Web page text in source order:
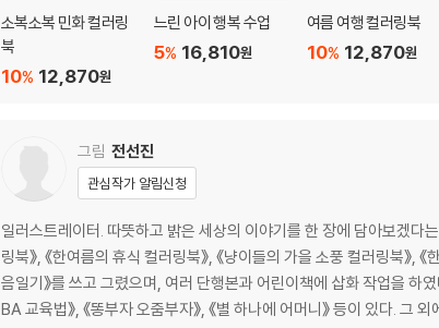
소복소복 민화 컬러링
북
12,870원
10%
느린 아이 행복 수업
16,810원
5%
여름 여행 컬러링북
12,870원
10%
그림 전선진
관심작가 알림신청
일러스트레이터. 따뜻하고 밝은 세상의 이야기를 한 장에 담아보겠다
링북》, 《한여름의 휴식 컬러링북》, 《냥이들의 가을 소풍 컬러링북》
음일기》를 쓰고 그렸으며, 여러 단행본과 어린이책에 삽화 작업을 하
BA 교육법》, 《똥부자 오줌부자》, 《별 하나에 어머니》 등이 있다. 그 외